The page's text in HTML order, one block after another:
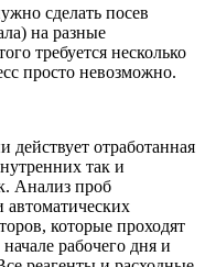
сделать посев
на разные
требуется несколько
просто невозможно.
действует отработанная
так и
Анализ проб
которые проходят
рабочего дня и